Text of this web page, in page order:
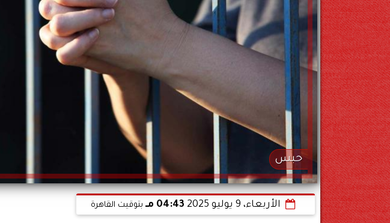
حبس
الأربعاء، 9 يوليو 2025 04:43 مـ بتوقيت القاهرة